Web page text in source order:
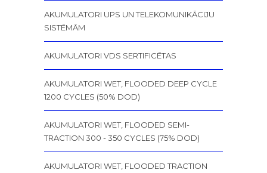
AKUMULATORI UPS UN TELEKOMUNIKĀCIJU
SISTĒMĀM
AKUMULATORI VDS SERTIFICĒTAS
AKUMULATORI WET, FLOODED DEEP CYCLE
1200 CYCLES (50% DOD)
AKUMULATORI WET, FLOODED SEMI-
TRACTION 300 - 350 CYCLES (75% DOD)
AKUMULATORI WET, FLOODED TRACTION